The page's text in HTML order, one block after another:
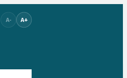
A- A+